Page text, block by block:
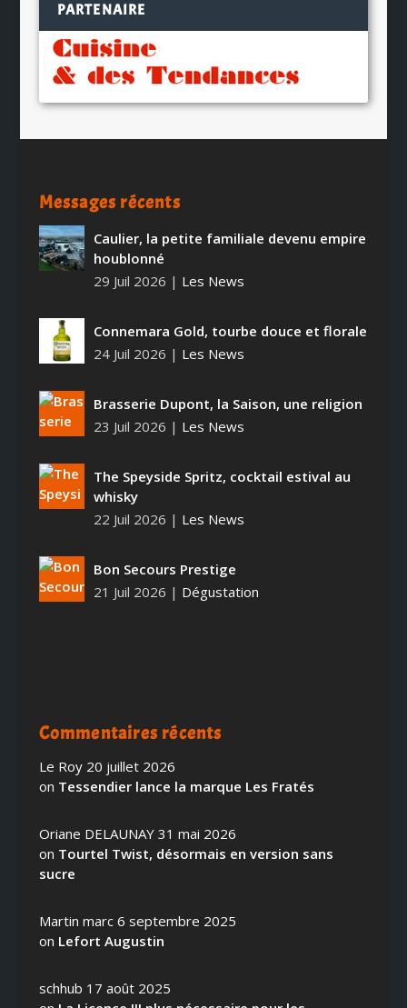
PARTENAIRE
Messages récents
Caulier, la petite familiale devenu empire
houblonné
29 Juil 2026 | Les News
Connemara Gold, tourbe douce et florale
24 Juil 2026 | Les News
Brasserie Dupont, la Saison, une religion
23 Juil 2026 | Les News
The Speyside Spritz, cocktail estival au
whisky
22 Juil 2026 | Les News
Bon Secours Prestige
21 Juil 2026 | Dégustation
Commentaires récents
Le Roy 20 juillet 2026
on Tessendier lance la marque Les Fratés
Oriane DELAUNAY 31 mai 2026
on Tourtel Twist, désormais en version sans
sucre
Martin marc 6 septembre 2025
on Lefort Augustin
schhub 17 août 2025